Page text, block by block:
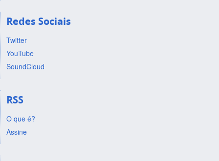
Redes Sociais
Twitter
YouTube
SoundCloud
RSS
O que é?
Assine